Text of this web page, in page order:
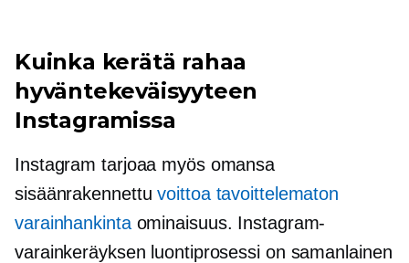
Kuinka kerätä rahaa
hyväntekeväisyyteen
Instagramissa
Instagram tarjoaa myös omansa
sisäänrakennettu voittoa tavoittelematon
varainhankintaominaisuus. Instagram-
varainkeräyksen luontiprosessi on samanlainen